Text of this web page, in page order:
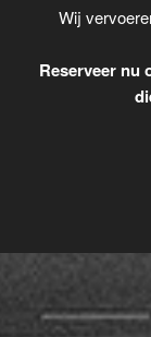
Wij
Reserveer nu